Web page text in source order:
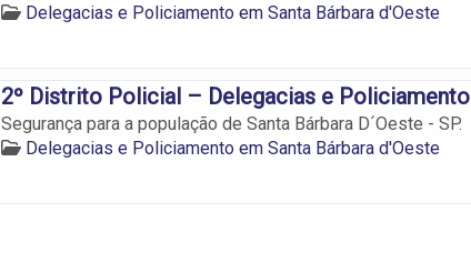
Delegacias e Policiamento em Santa Bárbara d'Oeste
2º Distrito Policial – Delegacias e Policiamento
Segurança para a população de Santa Bárbara D´Oeste - SP.
Delegacias e Policiamento em Santa Bárbara d'Oeste